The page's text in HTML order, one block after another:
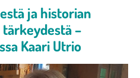
ja historian
–
Kaari Utrio